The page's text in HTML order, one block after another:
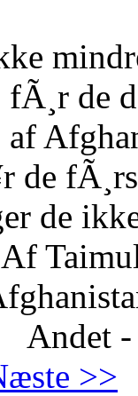
fÃ¸r de
de
de
Af
Andet
>>